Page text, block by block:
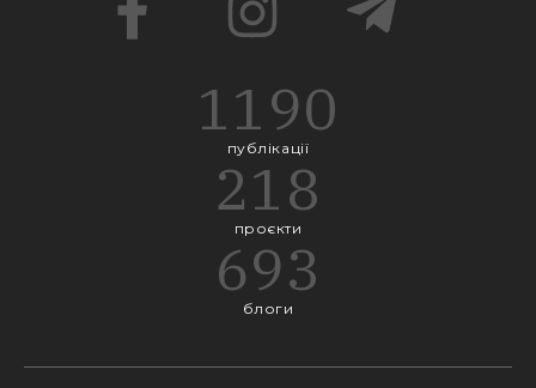
1190
публікації
218
проєкти
693
блоги